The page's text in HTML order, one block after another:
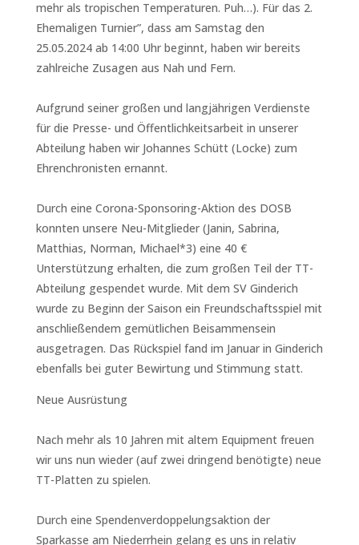
mehr als tropischen Temperaturen. Puh…). Für das 2.
Ehemaligen Turnier”, dass am Samstag den
25.05.2024 ab 14:00 Uhr beginnt, haben wir bereits
zahlreiche Zusagen aus Nah und Fern.
Aufgrund seiner großen und langjährigen Verdienste
für die Presse- und Öffentlichkeitsarbeit in unserer
Abteilung haben wir Johannes Schütt (Locke) zum
Ehrenchronisten ernannt.
Durch eine Corona-Sponsoring-Aktion des DOSB
konnten unsere Neu-Mitglieder (Janin, Sabrina,
Matthias, Norman, Michael*3) eine 40 €
Unterstützung erhalten, die zum großen Teil der TT-
Abteilung gespendet wurde. Mit dem SV Ginderich
wurde zu Beginn der Saison ein Freundschaftsspiel mit
anschließendem gemütlichen Beisammensein
ausgetragen. Das Rückspiel fand im Januar in Ginderich
ebenfalls bei guter Bewirtung und Stimmung statt.
Neue Ausrüstung
Nach mehr als 10 Jahren mit altem Equipment freuen
wir uns nun wieder (auf zwei dringend benötigte) neue
TT-Platten zu spielen.
Durch eine Spendenverdoppelungsaktion der
Sparkasse am Niederrhein gelang es uns in relativ